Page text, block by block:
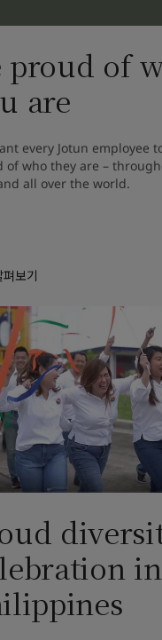
proud of
are
every Jotun employee
of who they are –
all over the world.
펴보기